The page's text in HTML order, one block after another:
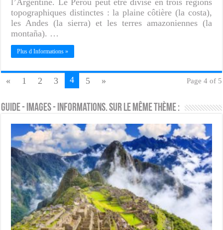
topographiques distinctes : la plaine côtière (la costa),
les Andes (la sierra) et les terres amazoniennes (la
montaña). …
Plus d Informations »
Page 4 of 5
« 1 2 3 4 5 »
Guide - Images - Informations. Sur le même thème :